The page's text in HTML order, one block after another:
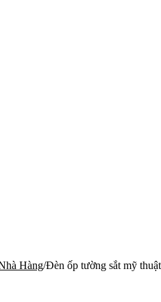
Hàng/Đèn ốp tường sắt mỹ